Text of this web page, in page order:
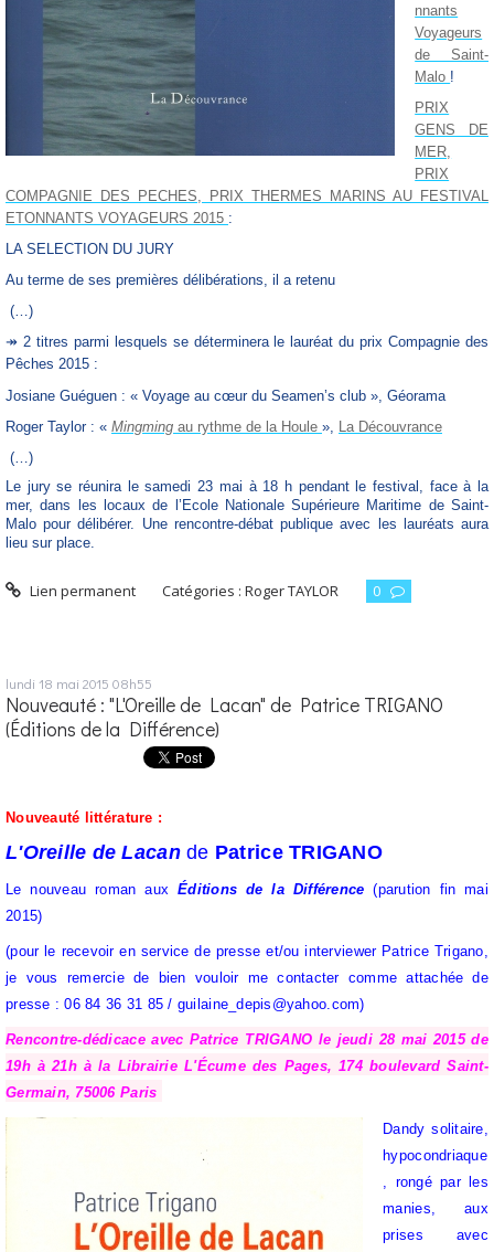
nnants
Voyageurs
de Saint-
Malo !
PRIX
GENS DE
MER,
PRIX
COMPAGNIE DES PECHES, PRIX THERMES MARINS AU FESTIVAL
ETONNANTS VOYAGEURS 2015 :
LA SELECTION DU JURY
Au terme de ses premières délibérations, il a retenu
(…)
↠ 2 titres parmi lesquels se déterminera le lauréat du prix Compagnie des
Pêches 2015 :
Josiane Guéguen : « Voyage au cœur du Seamen’s club », Géorama
Roger Taylor : « Mingming au rythme de la Houle », La Découvrance
(…)
Le jury se réunira le samedi 23 mai à 18 h pendant le festival, face à la
mer, dans les locaux de l’Ecole Nationale Supérieure Maritime de Saint-
Malo pour délibérer. Une rencontre-débat publique avec les lauréats aura
lieu sur place.
Lien permanent Catégories :Roger TAYLOR 0
lundi 18 mai 2015 08h55
Nouveauté : "L'Oreille de Lacan" de Patrice TRIGANO
(Éditions de la Différence)
Nouveauté littérature :
L'Oreille de Lacan de Patrice TRIGANO
Le nouveau roman aux Éditions de la Différence (parution fin mai
2015)
(pour le recevoir en service de presse et/ou interviewer Patrice Trigano,
je vous remercie de bien vouloir me contacter comme attachée de
presse : 06 84 36 31 85 / guilaine_depis@yahoo.com)
Rencontre-dédicace avec Patrice TRIGANO le jeudi 28 mai 2015 de
19h à 21h à la Librairie L'Écume des Pages, 174 boulevard Saint-
Germain, 75006 Paris
Dandy solitaire,
hypocondriaque
, rongé par les
manies, aux
prises avec